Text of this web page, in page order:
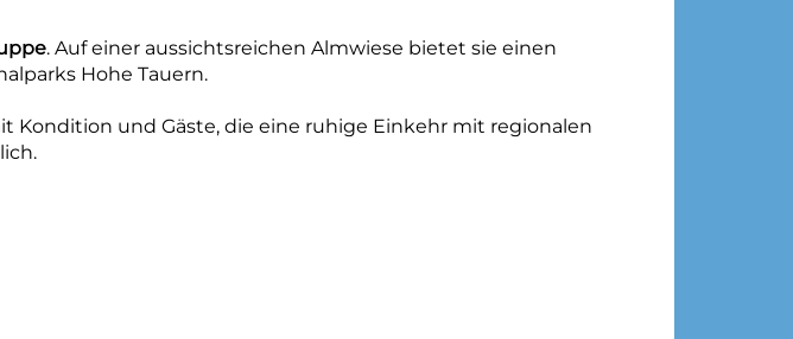
. Auf einer aussichtsreichen Almwiese bietet sie einen
Hohe Tauern.
Kondition und Gäste, die eine ruhige Einkehr mit regionalen